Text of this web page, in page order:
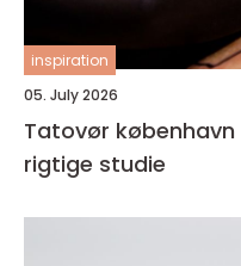
inspiration
05. July 2026
Tatovør københavn sådan finder du det
rigtige studie